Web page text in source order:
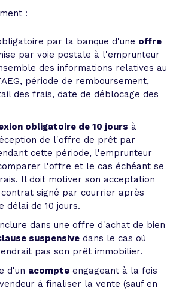
:
par la banque d'une offre
par voie postale à l'emprunteur
des informations relatives au
période de remboursement,
des frais, date de déblocage des
obligatoire de 10 jours à
de l'offre de prêt par
cette période, l'emprunteur
l'offre et le cas échéant se
Il doit motiver son acceptation
signé par courrier après
délai de 10 jours.
dans une offre d'achat de bien
suspensive dans le cas où
pas son prêt immobilier.
d'un acompte engageant à la fois
à finaliser la vente (sauf en